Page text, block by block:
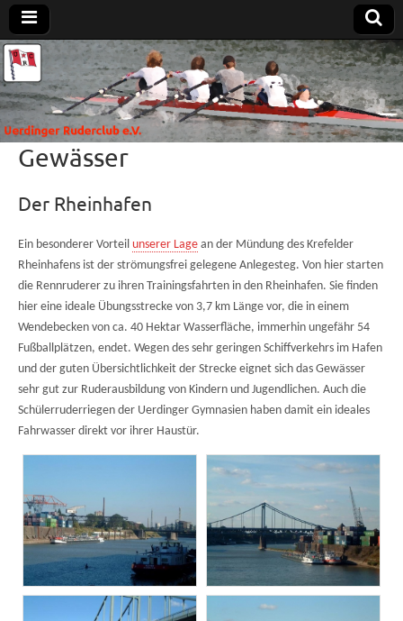
Uerdinger
Ruderclub
e.V.
Rudern in
Krefeld-
Uerdingen
Gewässer
Der Rheinhafen
Ein besonderer Vorteil unserer Lage an der Mündung des Krefelder
Rheinhafens ist der strömungsfrei gelegene Anlegesteg. Von hier starten
die Rennruderer zu ihren Trainingsfahrten in den Rheinhafen. Sie finden
hier eine ideale Übungsstrecke von 3,7 km Länge vor, die in einem
Wendebecken von ca. 40 Hektar Wasserfläche, immerhin ungefähr 54
Fußballplätzen, endet. Wegen des sehr geringen Schiffverkehrs im Hafen
und der guten Übersichtlichkeit der Strecke eignet sich das Gewässer
sehr gut zur Ruderausbildung von Kindern und Jugendlichen. Auch die
Schülerruderriegen der Uerdinger Gymnasien haben damit ein ideales
Fahrwasser direkt vor ihrer Haustür.